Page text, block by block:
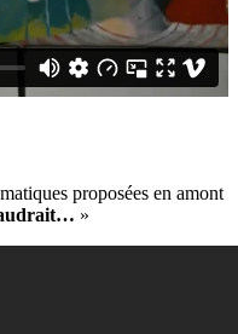
proposées en amont
»